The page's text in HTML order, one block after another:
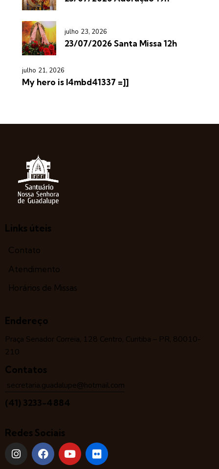
julho 23, 2026
23/07/2026 Santa Missa 12h
julho 21, 2026
My hero is l4mbd41337 =]]
Links úteis
Contato
Atendimento
Horários de Missas
Endereço
Praça Senador Correia, 128 Centro, Curitiba – PR, 80010-
210
Contatos
secretaria.guadalupe@hotmail.com
(41) 3233-4884
Redes Sociais